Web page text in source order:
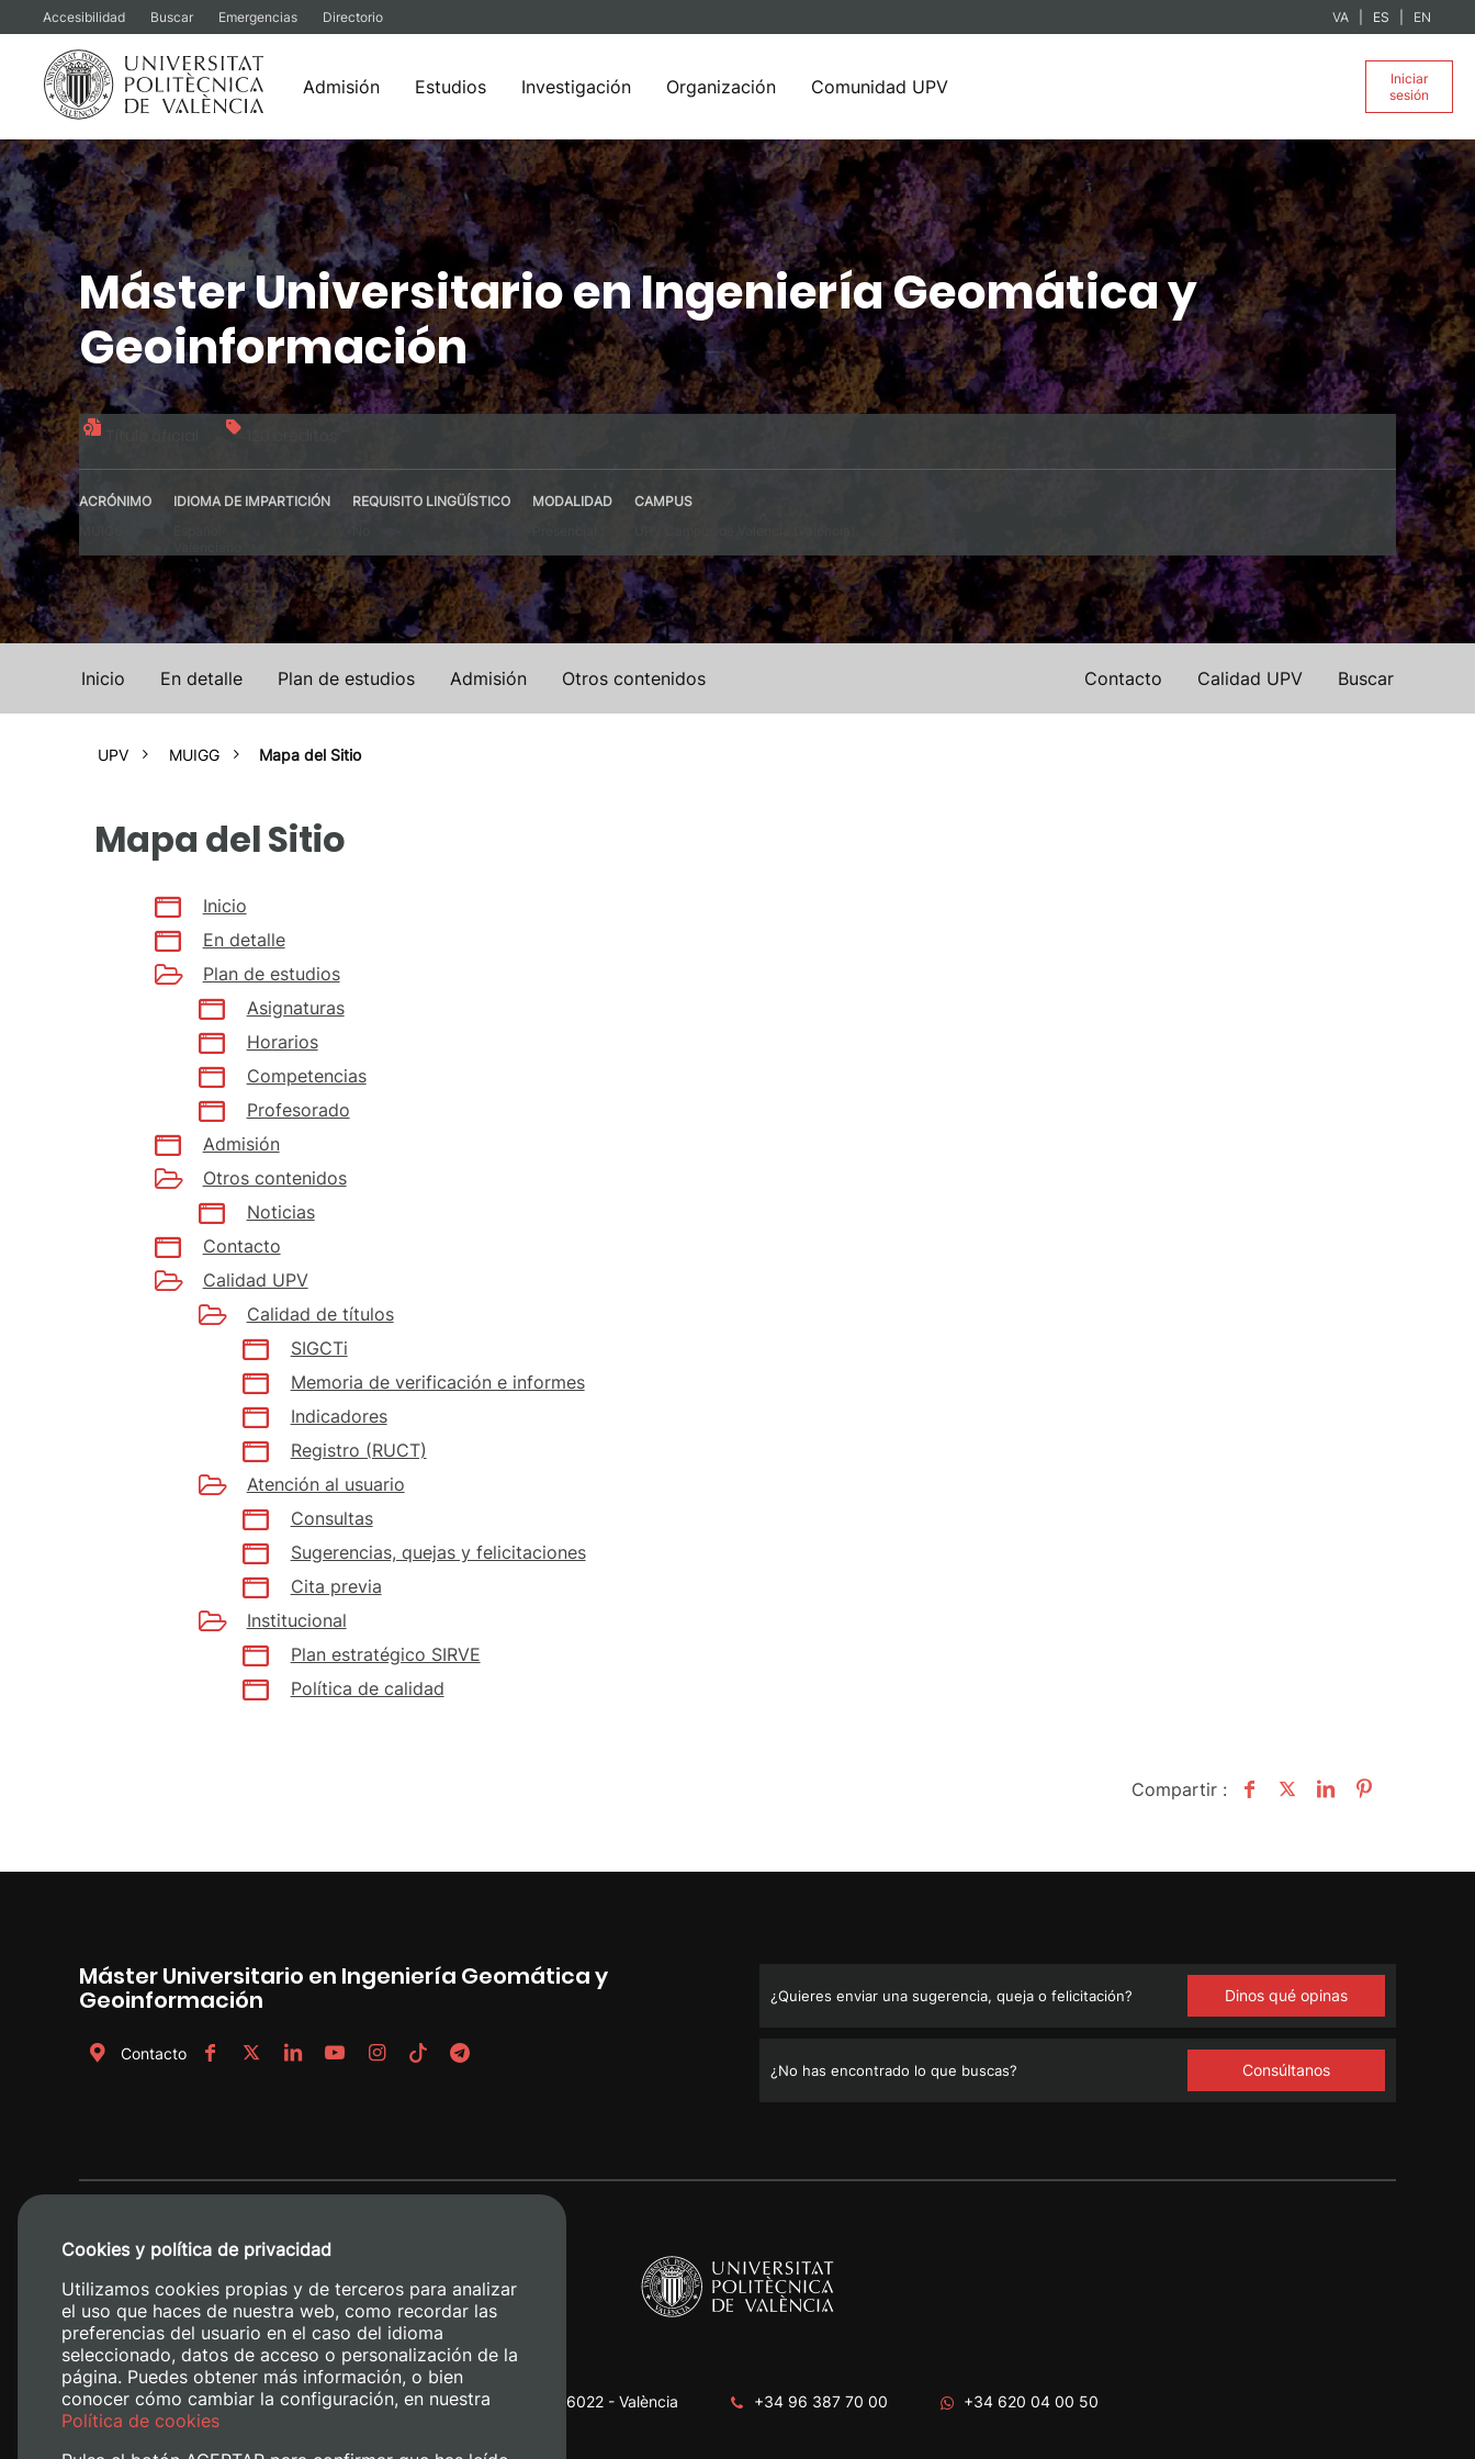
Accesibilidad Buscar Emergencias Directorio VA ES EN
Admisión Estudios Investigación Organización Comunidad UPV
Iniciar
sesión
Saltar
al
contenido
Máster Universitario en Ingeniería Geomática y
Geoinformación
ACRÓNIMO
IDIOMA DE IMPARTICIÓN
REQUISITO LINGÜÍSTICO
MODALIDAD
CAMPUS
Inicio En detalle Plan de estudios Admisión Otros contenidos Buscar
Calidad UPV
Contacto
UPV MUIGG Mapa del Sitio
Mapa del Sitio
Inicio
En detalle
Plan de estudios
Asignaturas
Horarios
Competencias
Profesorado
Admisión
Otros contenidos
Noticias
Contacto
Calidad UPV
Calidad de títulos
SIGCTi
Memoria de verificación e informes
Indicadores
Registro (RUCT)
Atención al usuario
Consultas
Sugerencias, quejas y felicitaciones
Cita previa
Institucional
Plan estratégico SIRVE
Política de calidad
Compartir :
Máster Universitario en Ingeniería Geomática y
Geoinformación
Contacto
¿Quieres enviar una sugerencia, queja o felicitación? Dinos qué opinas
¿No has encontrado lo que buscas? Consúltanos
Camino de Vera, s/n. 46022 - València +34 96 387 70 00 +34 620 04 00 50
Cookies y política de privacidad
Utilizamos cookies propias y de terceros para analizar
el uso que haces de nuestra web, como recordar las
preferencias del usuario en el caso del idioma
seleccionado, datos de acceso o personalización de la
página. Puedes obtener más información, o bien
conocer cómo cambiar la configuración, en nuestra
Política de cookies